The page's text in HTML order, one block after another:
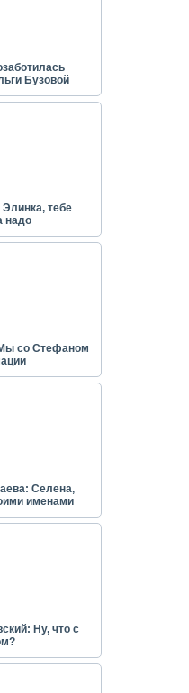
Бузовой
Элинка, тебе
надо
со Стефаном
Селена,
именами
Ну, что с